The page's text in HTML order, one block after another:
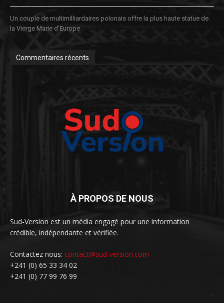
Un couple de multimilliardaires polonais offre la plus haute statue de
la Vierge Marie d’Europe
Commentaires récents
À PROPOS DE NOUS
Sud-Version est un média engagé pour une information
crédible, indépendante et vérifiée.
Contactez nous: contact@sud-version.com
+241 (0) 65 33 34 02
+241 (0) 77 99 76 99